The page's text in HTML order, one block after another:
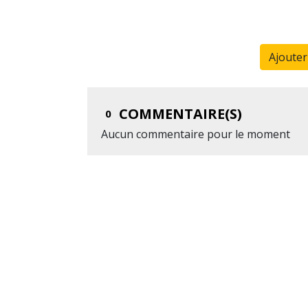
0 COMMENTAIRE(S)
Aucun commentaire pour le moment